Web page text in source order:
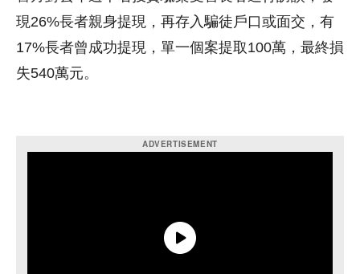
現26%長者親身提現，再存入騙徒戶口或面交，有
17%長者曾成功提現，單一個案提取100萬，最終損
失540萬元。